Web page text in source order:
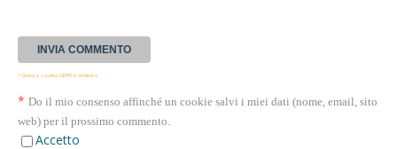
* Questa casella GDPR è richiesta
* Do il mio consenso affinché un cookie salvi i miei dati (nome, email, sito
web) per il prossimo commento.
Accetto